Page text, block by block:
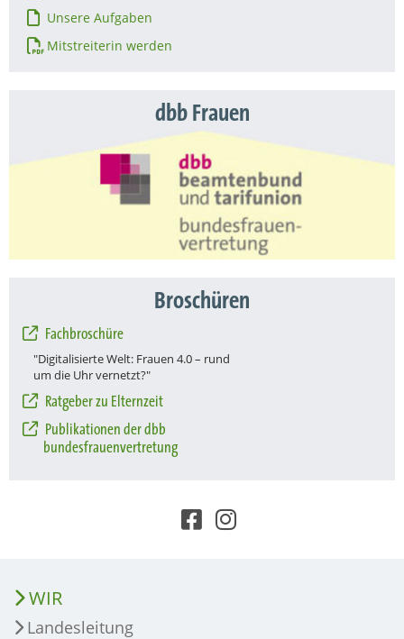
Unsere Aufgaben
Mitstreiterin werden
dbb Frauen
Broschüren
Fachbroschüre
"Digitalisierte Welt: Frauen 4.0 – rund
um die Uhr vernetzt?"
Ratgeber zu Elternzeit
Publikationen der dbb
bundesfrauenvertretung
WIR
Landesleitung